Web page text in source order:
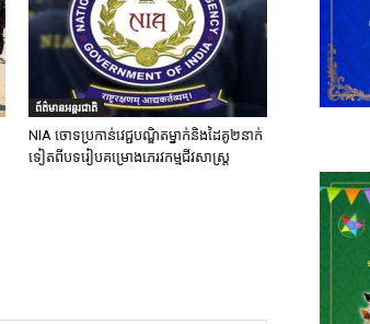
ព័ត៌មានអន្តរជាតិ
NIA ចោទប្រកាន់វេជ្ជបណ្ឌិតម្នាក់និងដៃគូ២នាក់
ទៀតពីបទរៀបគម្រោងភេរវកម្មជីវសាស្ត្រ